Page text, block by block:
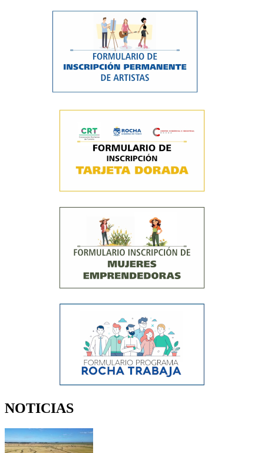
NOTICIAS